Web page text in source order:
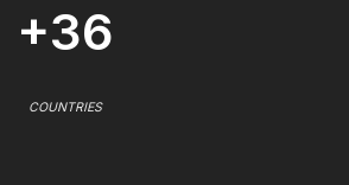
+36
COUNTRIES